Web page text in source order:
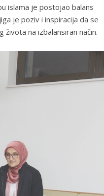
islama je postojao balans
je poziv i inspiracija da se
na izbalansiran način.